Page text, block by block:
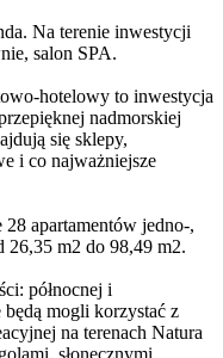
Na terenie inwestycji
salon SPA.
hotelowy to inwestycja
nadmorskiej
się sklepy,
i co najważniejsze
apartamentów jedno-,
m2 do 98,49 m2.
północnej i
będą mogli korzystać z
na terenach Natura
słonecznymi